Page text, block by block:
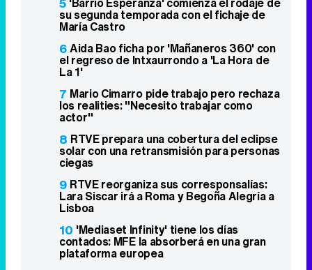
su segunda temporada con el fichaje de
María Castro
6Aida Bao ficha por 'Mañaneros 360' con
el regreso de Intxaurrondo a 'La Hora de
La 1'
7 Mario Cimarro pide trabajo pero rechaza
los realities: "Necesito trabajar como
actor"
8 RTVE prepara una cobertura del eclipse
solar con una retransmisión para personas
ciegas
9 RTVE reorganiza sus corresponsalías:
Lara Siscar irá a Roma y Begoña Alegría a
Lisboa
10 'Mediaset Infinity' tiene los días
contados: MFE la absorberá en una gran
plataforma europea